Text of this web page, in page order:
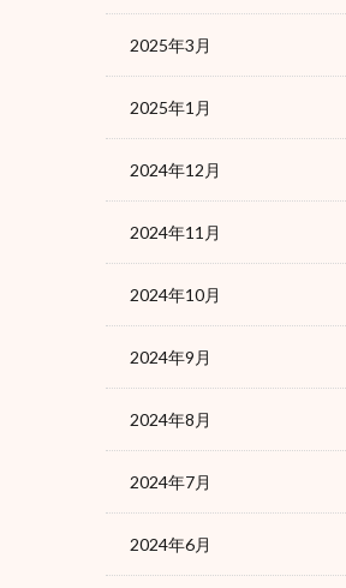
2025年3月
2025年1月
2024年12月
2024年11月
2024年10月
2024年9月
2024年8月
2024年7月
2024年6月